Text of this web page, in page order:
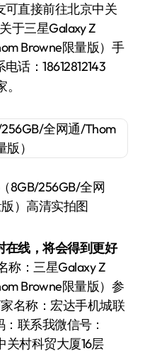
可直接前往北京中关
于三星Galaxy Z
Browne限量版）手
话：18612812143
8GB/256GB/全网
）高清实拍图
在线，将会得到更好
称：三星Galaxy Z
Browne限量版） 参
名称：宏达手机城联
联系我微信号：
关村科贸大厦16层